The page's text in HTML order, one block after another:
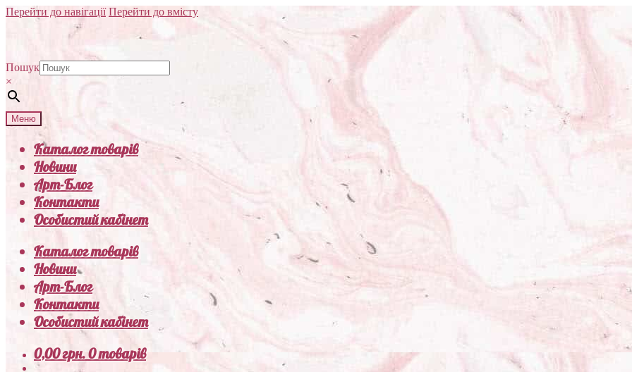
Перейти до навігації Перейти до вмісту
Пошук
×
Меню
Каталог товарів
Новини
Арт-Блог
Контакти
Особистий кабінет
Каталог товарів
Новини
Арт-Блог
Контакти
Особистий кабінет
0,00грн.0 товарів